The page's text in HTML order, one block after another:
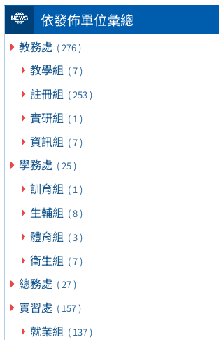
依發佈單位彙總
教務處 ( 276 )
教學組 ( 7 )
註冊組 ( 253 )
實研組 ( 1 )
資訊組 ( 7 )
學務處 ( 25 )
訓育組 ( 1 )
生輔組 ( 8 )
體育組 ( 3 )
衛生組 ( 7 )
總務處 ( 27 )
實習處 ( 157 )
就業組 ( 137 )